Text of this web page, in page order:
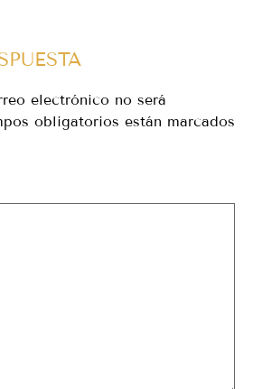
electrónico no será
obligatorios están marcados